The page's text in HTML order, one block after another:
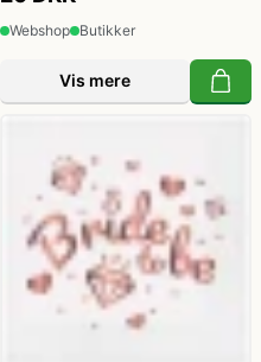
Webshop Butikker
Vis mere